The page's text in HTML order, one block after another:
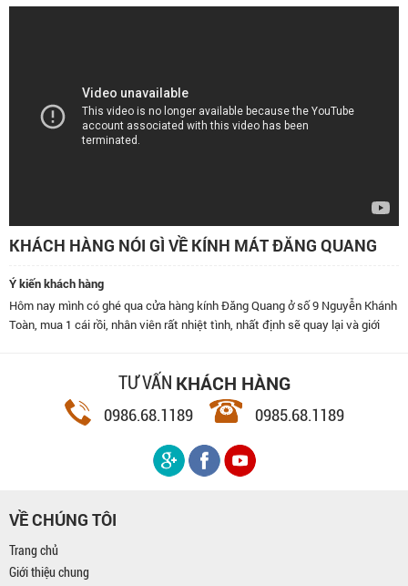
KHÁCH HÀNG NÓI GÌ VỀ KÍNH MÁT ĐĂNG QUANG
Ý kiến khách hàng
Hôm nay mình có ghé qua cửa hàng kính Đăng Quang ở số 9 Nguyễn Khánh
Toàn, mua 1 cái rồi, nhân viên rất nhiệt tình, nhất định sẽ quay lại và giới
TƯ VẤN KHÁCH HÀNG
0986.68.1189 0985.68.1189
VỀ CHÚNG TÔI
Trang chủ
Giới thiệu chung